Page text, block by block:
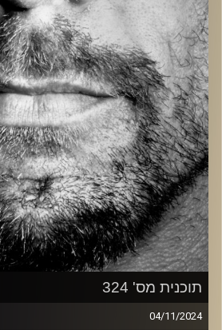
קרדיט תמונות: David Goehring
תוכנית מס' 324
04/11/2024